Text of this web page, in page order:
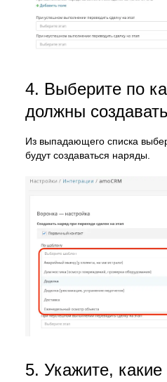
4. Выберите по
должны
Из выпадающего списка
будут создаваться наряды.
5. Укажите,